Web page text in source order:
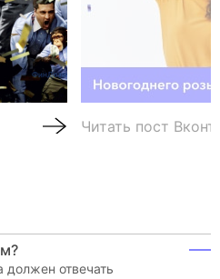
Читать пост
должен отвечать